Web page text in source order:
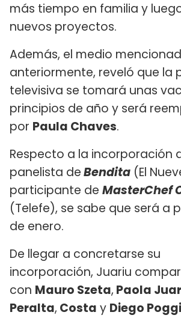
más tiempo en familia y
nuevos proyectos.
Además, el medio
anteriormente, reveló que la
televisiva se tomará unas
principios de año y será
por Paula Chaves.
Respecto a la incorporación
panelista deBendita (El
participante de MasterChef
(Telefe), se sabe que será a
de enero.
De llegar a concretarse su
incorporación, Juariu
con Mauro Szeta, Paola
Peralta, Costa y Diego Poggi